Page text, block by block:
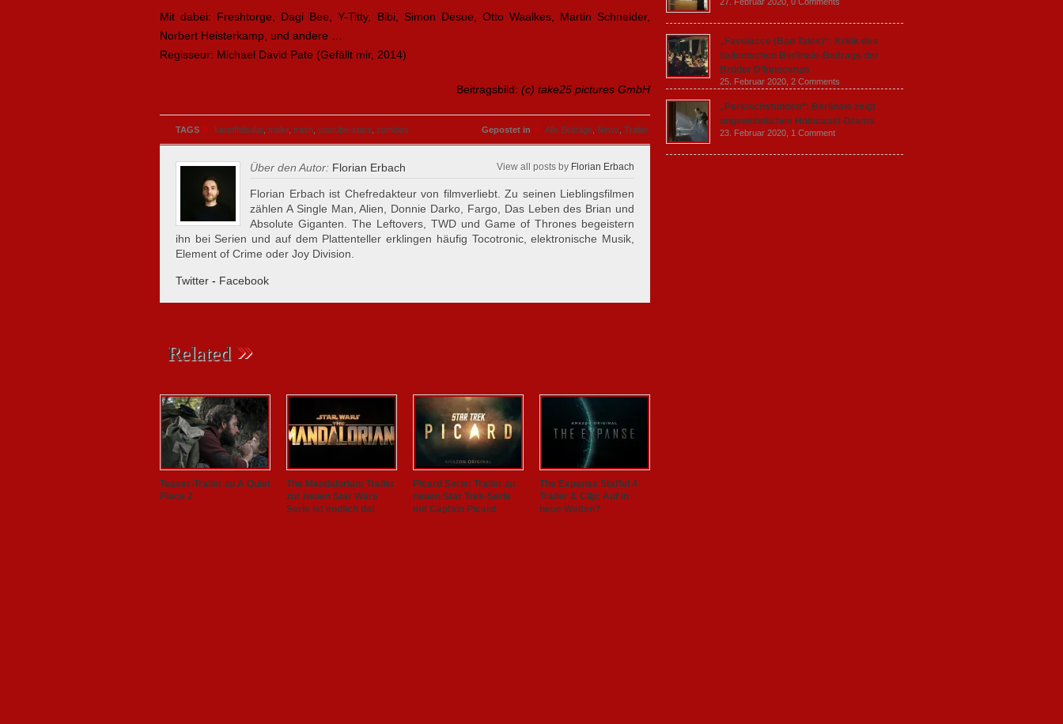
Mit dabei: Freshtorge, Dagi Bee, Y-Titty, Bibi, Simon Desue, Otto Waalkes, Martin Schneider,
Norbert Heisterkamp, und andere …
Regisseur: Michael David Pate (Gefällt mir, 2014)
Beitragsbild: (c) take25 pictures GmbH
TAGS » kartoffelsalat trailer, trash youtube-stars zombies Gepostet in » Alle Beiträge News Trailer
Über den Autor: Florian Erbach View all posts by Florian Erbach
Florian Erbach ist Chefredakteur von filmverliebt. Zu seinen Lieblingsfilmen
zählen A Single Man, Alien, Donnie Darko, Fargo, Das Leben des Brian und
Absolute Giganten. The Leftovers, TWD und Game of Thrones begeistern
ihn bei Serien und auf dem Plattenteller erklingen häufig Tocotronic, elektronische Musik,
Element of Crime oder Joy Division.
Twitter - Facebook
Related »
Teaser-Trailer zu A Quiet
Place 2
The Mandalorian: Trailer
zur neuen Star Wars
Serie ist endlich da!
Picard Serie: Trailer zu
neuen Star Trek-Serie
mit Captain Picard
The Expanse Staffel 4
Trailer & Clip: Auf in
neue Welten?
„Favolacce (Bad Tales)“: Kritik des
italienischen Berlinale-Beitrags der
Brüder D’Innocenzo
25. Februar 2020, 2 Comments
„Persischstunden“: Berlinale zeigt
ungewöhnliches Holocaust-Drama
23. Februar 2020, 1 Comment